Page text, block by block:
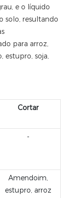
e o líquido
solo, resultando
para arroz,
estupro, soja,
Cortar
-
Amendoim,
estupro, arroz